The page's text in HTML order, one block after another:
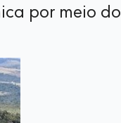
por meio do